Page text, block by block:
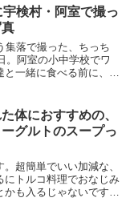
使用したカクテルはあ
に気に...
検村・阿室で撮っ
集落で撮った、ちっち
。阿室の小中学校でワ
一緒に食べる前に、学
体におすすめの、
グルトのスープっ
超簡単でいい加減な、
にトルコ料理でおなじみ
かも入るじゃないです